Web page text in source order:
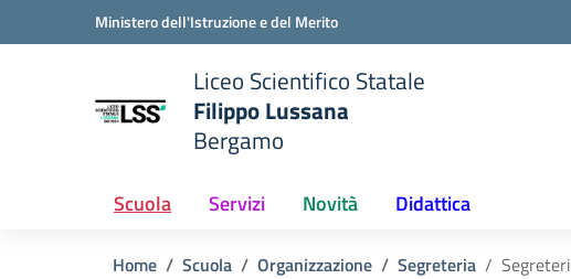
Vai ai contenuti
Vai al menu di navigazioneMinistero dell'Istruzione e del Merito
Liceo Scientifico Statale
Filippo Lussana
Bergamo
Scuola Servizi Novità Didattica
Home Scuola Organizzazione Segreteria